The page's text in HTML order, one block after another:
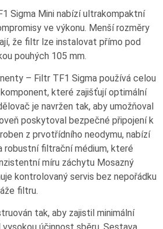
Sigma Mini nabízí ultrakompaktní
ve výkonu. Menší rozměry
že filtr lze instalovat přímo pod
pouhých 105 mm.
– Filtr TF1 Sigma používá celou
které zajišťují optimální
je navržen tak, aby umožňoval
poskytoval bezpečné připojení k
z prvotřídního neodymu, nabízí
robustní filtrační médium, které
míru záchytu Mosazný
kontrolovaný servis bez nepořádku
filtru.
tak, aby zajistil minimální